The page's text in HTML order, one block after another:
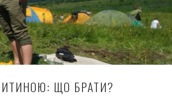
ЩО БРАТИ?